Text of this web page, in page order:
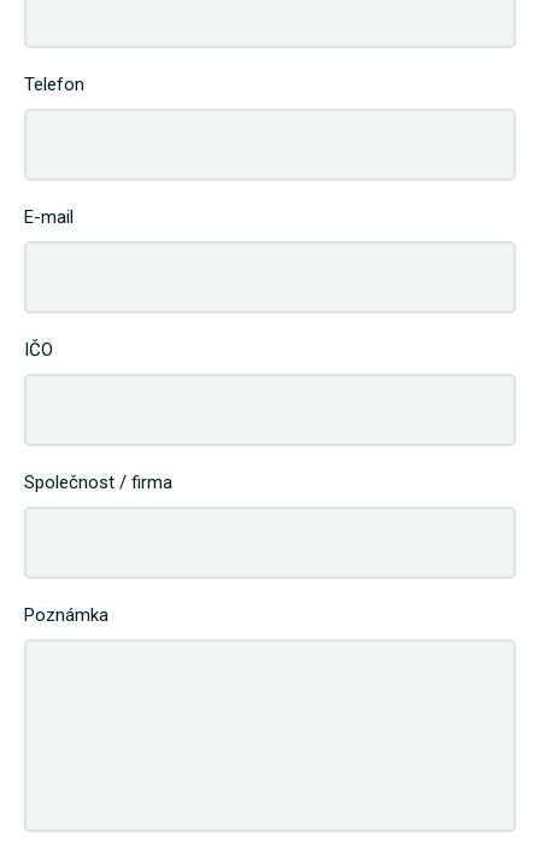
Telefon
E-mail
IČO
Společnost / firma
Poznámka